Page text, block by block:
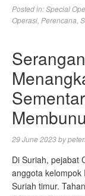
Posted in:Special
Operasi Perencana
29 June 2023by
Di Suriah, pejabat
anggota kelompok
Suriah timur.